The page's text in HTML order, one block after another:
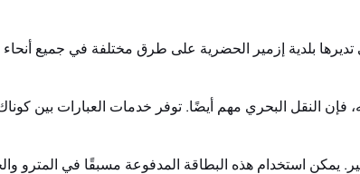
تديرها بلدية إزمير الحضرية على طرق مختلفة في جميع
يمكن استخدام هذه البطاقة المدفوعة مسبقًا في المترو